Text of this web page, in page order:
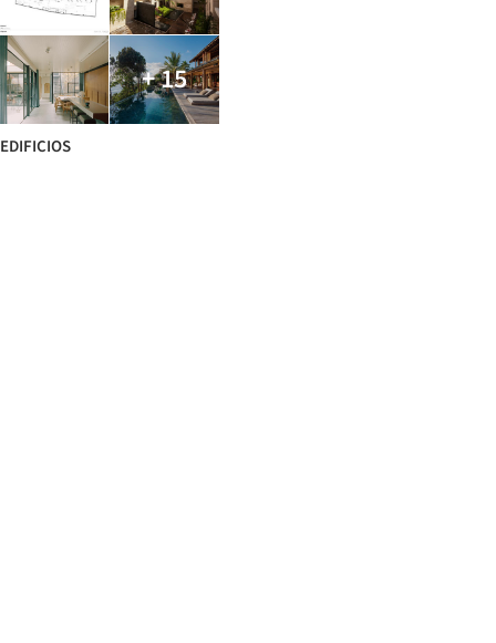
+ 15
EDIFICIOS